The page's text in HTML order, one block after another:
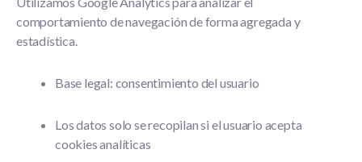
comportamiento de navegación de forma agregada y
estadística.
Base legal: consentimiento del usuario
Los datos solo se recopilan si el usuario acepta
cookies analíticas